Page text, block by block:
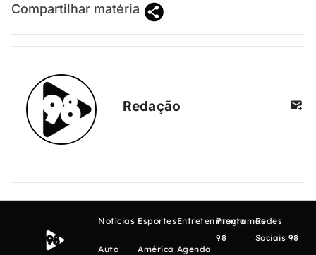
Compartilhar matéria
Redação
Notícias
Auto
Esportes
América
Entretenimento
Agenda
Programas
98
Redes
Sociais 98